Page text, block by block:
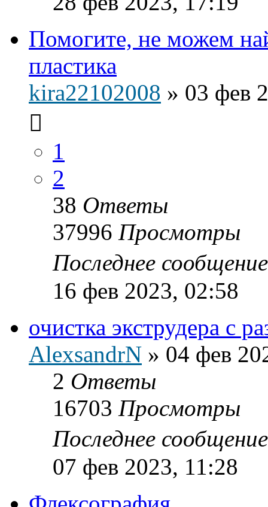
Помогите, не можем
пластика
kira22102008 » 03 фев
1
2
38 Ответы
37996 Просмотры
Последнее
16 фев 2023, 02:58
очистка экструдера с
AlexsandrN » 04 фев
2 Ответы
16703 Просмотры
Последнее
07 фев 2023, 11:28